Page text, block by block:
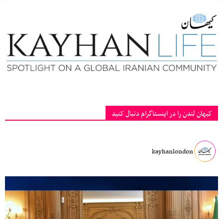
کیهان لندن را در اینستاگرام دنبال کنید
kayhanlondon